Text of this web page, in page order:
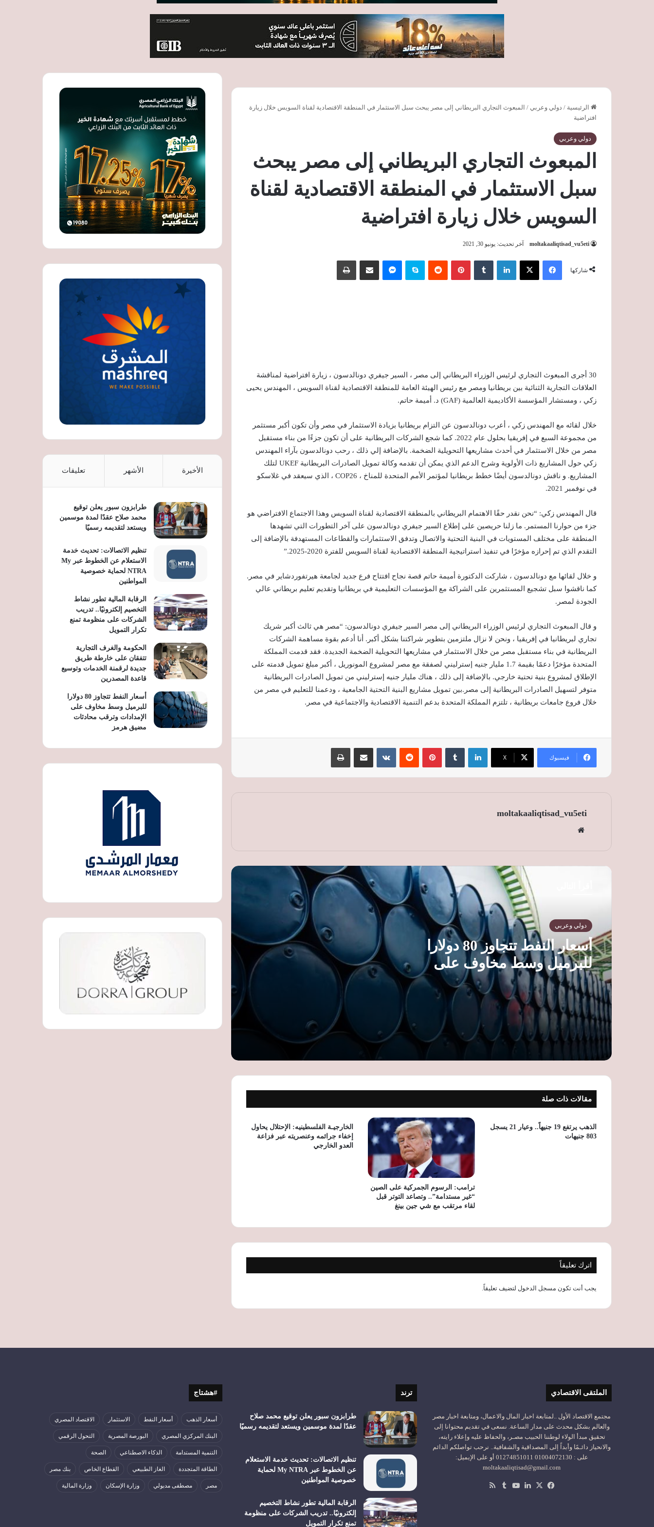
الرئيسية / دولي وعربي / المبعوث التجاري البريطاني إلى مصر يبحث سبل الاستثمار في المنطقة الاقتصادية لقناة السويس خلال زيارة
افتراضية
دولي وعربي
المبعوث التجاري البريطاني إلى مصر يبحث
سبل الاستثمار في المنطقة الاقتصادية لقناة
السويس خلال زيارة افتراضية
moltakaaliqtisad_vu5eti آخر تحديث: يونيو 30, 2021
شاركها
فيسبوك ‫X لينكدإن بينتيريست سكايب
30 أجرى المبعوث التجاري لرئيس الوزراء البريطاني إلى مصر ، السير جيفري دونالدسون ، زيارة افتراضية لمناقشة
العلاقات التجارية الثنائية بين بريطانيا ومصر مع رئيس الهيئة العامة للمنطقة الاقتصادية لقناة السويس ، المهندس يحيى
زكي ، ومستشار المؤسسة الأكاديمية العالمية (GAF) د. أميمة حاتم.
خلال لقائه مع المهندس زكي ، أعرب دونالدسون عن التزام بريطانيا بزيادة الاستثمار في مصر وأن تكون أكبر مستثمر
من مجموعة السبع في إفريقيا بحلول عام 2022. كما شجع الشركات البريطانية على أن تكون جزءًا من بناء مستقبل
مصر من خلال الاستثمار في أحدث مشاريعها التحويلية الضخمة. بالإضافة إلي ذلك ، رحب دونالدسون بآراء المهندس
زكي حول المشاريع ذات الأولوية وشرح الدعم الذي يمكن أن تقدمه وكالة تمويل الصادرات البريطانية UKEF لتلك
المشاريع. و ناقش دونالدسون أيضًا خطط بريطانيا لمؤتمر الأمم المتحدة للمناخ ، COP26 ، الذي سيعقد في غلاسكو
في نوفمبر 2021.
قال المهندس زكي: “نحن نقدر حقًا الاهتمام البريطاني بالمنطقة الاقتصادية لقناة السويس وهذا الاجتماع الافتراضي هو
جزء من حوارنا المستمر. ما زلنا حريصين على إطلاع السير جيفري دونالدسون على آخر التطورات التي تشهدها
المنطقة على مختلف المستويات في البنية التحتية والاتصال وتدفق الاستثمارات والقطاعات المستهدفة بالإضافة إلى
التقدم الذي تم إحرازه مؤخرًا في تنفيذ استراتيجية المنطقة الاقتصادية لقناة السويس للفترة 2020-2025.”
و خلال لقائها مع دونالدسون ، شاركت الدكتورة أميمة حاتم قصة نجاح افتتاح فرع جديد لجامعة هيرتفوردشاير في مصر.
كما ناقشوا سبل تشجيع المستثمرين على الشراكة مع المؤسسات التعليمية في بريطانيا وتقديم تعليم بريطاني عالي
الجودة لمصر.
و قال المبعوث التجاري لرئيس الوزراء البريطاني إلى مصر السير جيفري دونالدسون: “مصر هي ثالث أكبر شريك
تجاري لبريطانيا في إفريقيا ، ونحن لا نزال ملتزمين بتطوير شراكتنا بشكل أكبر. أنا أدعم بقوة مساهمة الشركات
البريطانية في بناء مستقبل مصر من خلال الاستثمار في مشاريعها التحويلية الضخمة الجديدة. فقد قدمت المملكة
المتحدة مؤخرًا دعمًا بقيمة 1.7 مليار جنيه إسترليني لصفقة مع مصر لمشروع المونوريل ، أكبر مبلغ تمويل قدمته على
الإطلاق لمشروع بنية تحتية خارجي. بالإضافة إلى ذلك ، هناك مليار جنيه إسترليني من تمويل الصادرات البريطانية
متوفر لتسهيل الصادرات البريطانية إلى مصر.بين تمويل مشاريع البنية التحتية الجامعية ، ودعمنا للتعليم في مصر من
خلال فروع جامعات بريطانية ، تلتزم المملكة المتحدة بدعم التنمية الاقتصادية والاجتماعية في مصر.
فيسبوك ‫X
لينكدإن بينتيريست
moltakaaliqtisad_vu5eti
الوي
ب
دولي وعربي
أسعار النفط تتجاوز 80 دولارا
للبرميل وسط مخاوف على
الإمدادات وترقب محادثات مضيق
هرمز
مخاوف على الإمدادات وترقب محادثات
مضيق هرمز
بيانات الوظائف الأمريكية
ألف برميل يوميًا اعتبارًا من سبتمبر
تباطؤ تضخم أسعار المنتجين في جنوب
تراجع التبادل التجاري بين مصر ومدغشقر
التوترات الروسية الأوكرانية ترفع أسعار
القمح عالميًا.. ومخزون مصر الاستراتيجي
يؤمن الاحتياجات حتى مارس 2027
أسعار النفط تقفز لأعلى مستوى في 6
دولار عبر مفوضية الأمم المتحدة
مقالات ذات صلة
الذهب يرتفع 19 جنيهاً.. وعيار 21 يسجل
803 جنيهات
ترامب: الرسوم الجمركية على الصين
“غير مستدامة”.. وتصاعد التوتر قبل
لقاء مرتقب مع شي جين بينغ
الخارجيـة الفلسطينيه: الإحتلال يحاول
إخفاء جرائمه وعنصريته عبر فزاعة
العدو الخارجي
اترك تعليقاً
يجب أنت تكون مسجل الدخول لتضيف تعليقاً.
الأخيرة الأشهر تعليقات
طرابزون سبور يعلن توقيع
محمد صلاح عقدًا لمدة موسمين
ويستعد لتقديمه رسميًا
تنظيم الاتصالات: تحديث خدمة
الاستعلام عن الخطوط عبر My
NTRA لحماية خصوصية
المواطنين
الرقابة المالية تطور نشاط
التخصيم إلكترونيًا.. تدريب
الشركات على منظومة تمنع
تكرار التمويل
الحكومة والغرف التجارية
تتفقان على خارطة طريق
جديدة لرقمنة الخدمات وتوسيع
قاعدة المصدرين
أسعار النفط تتجاوز 80 دولارا
للبرميل وسط مخاوف على
الإمدادات وترقب محادثات
مضيق هرمز
الملتقى الاقتصادي
مجتمع الاقتصاد الأول ..لمتابعة اخبار المال والاعمال، ومتابعة اخبار مصر
والعالم بشكل محدث على مدار الساعة. نسعى في تقديم محتوانا إلى
تحقيق مبدأ الولاء لوطننا الحبيب مصـر، والحفاظ عليه وإعلاء رايته،
والانحياز دائـمًا وأبداً إلى المصداقية والشفافية.. نرحب تواصلكم الدائم
على : 01004072130 01274851011 أو على الإيميل:
moltakaaliqtisad@gmail.com
فيسبوك
‫X لينكدإن‫YouTube
ترند
طرابزون سبور يعلن توقيع محمد صلاح
عقدًا لمدة موسمين ويستعد لتقديمه رسميًا
تنظيم الاتصالات: تحديث خدمة الاستعلام
عن الخطوط عبر My NTRA لحماية
خصوصية المواطنين
الرقابة المالية تطور نشاط التخصيم
إلكترونيًا.. تدريب الشركات على منظومة
تمنع تكرار التمويل
#هشتاج
أسعار الذهب أسعار النفط الاستثمار الاقتصاد المصري
البنك المركزي المصري البورصة المصرية التحول الرقمي
التنمية المستدامة الذكاء الاصطناعي الصحة
الطاقة المتجددة الغاز الطبيعي القطاع الخاص بنك مصر
مصر مصطفى مدبولي وزارة الإسكان وزارة المالية